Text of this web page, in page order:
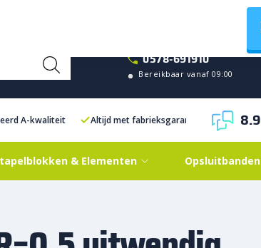
0578-691910
Bereikbaar vanaf 09:00
A-kwaliteit Altijd met fabrieksgarantie 8.9
& Elementen Opsluitbanden